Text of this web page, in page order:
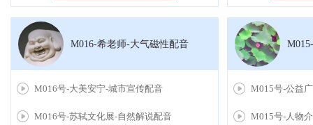
M016-希老师-大气磁性配音
M016号-大美安宁-城市宣传配音
M016号-苏轼文化展-自然解说配音
M015号-公益
M015号-人物